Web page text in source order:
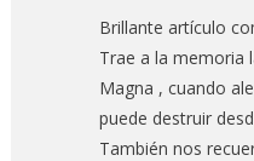
Brillante artículo
Trae a la memoria
Magna , cuando
puede destruir
También nos